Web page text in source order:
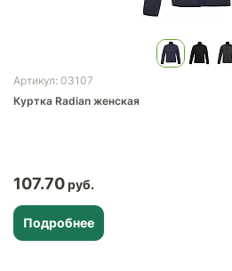
Артикул: 03107
Куртка Radian женская
107.70
Подробнее